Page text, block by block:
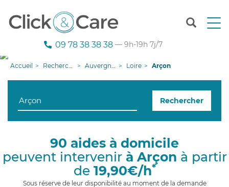
T
n
g
i
09 78 38 38 38 — 9h-19h 7j/7
Accueil Recherche aide à domicile Auvergne-Rhône-Alpes Loire Arçon
Rechercher
90 aides à domicile
peuvent intervenir à Arçon à partir
de 19,90€/h*
Sous réserve de leur disponibilité au moment de la demande